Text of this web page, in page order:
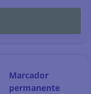
Marcador
permanente